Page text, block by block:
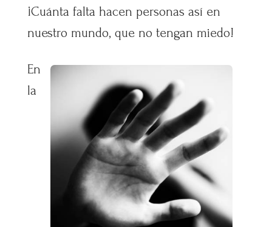
¡Cuánta falta hacen personas así en
nuestro mundo, que no tengan miedo!
En
la